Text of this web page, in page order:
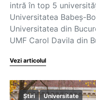
intră în top 5
Universitatea Babeș-
Universitatea din
UMF Carol Davila din
Vezi articolul
Știri Universitate